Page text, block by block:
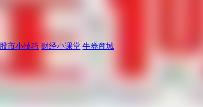
股市小技巧 财经小课堂 牛券商城